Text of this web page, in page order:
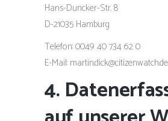
Hans-Duncker-Str. 8
D-21035 Hamburg
Telefon: 0049 40 734 62 0
E-Mail: martin.dick@citizenwatch.de
4.